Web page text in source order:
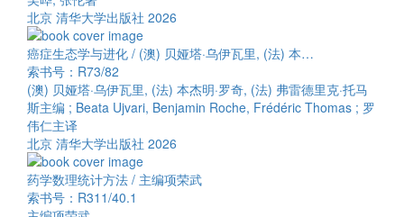
北京 清华大学出版社 2026
癌症生态学与进化 / (澳) 贝娅塔·乌伊瓦里, (法) 本…
索书号：R73/82
(澳) 贝娅塔·乌伊瓦里, (法) 本杰明·罗奇, (法) 弗雷德里克·托马
斯主编 ; Beata Ujvari, Benjamin Roche, Frédéric Thomas ; 罗
伟仁主译
北京 清华大学出版社 2026
药学数理统计方法 / 主编项荣武
索书号：R311/40.1